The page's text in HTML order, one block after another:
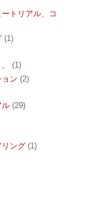
トリアル、コ
(1)
(1)
ン (2)
ル (29)
リング (1)